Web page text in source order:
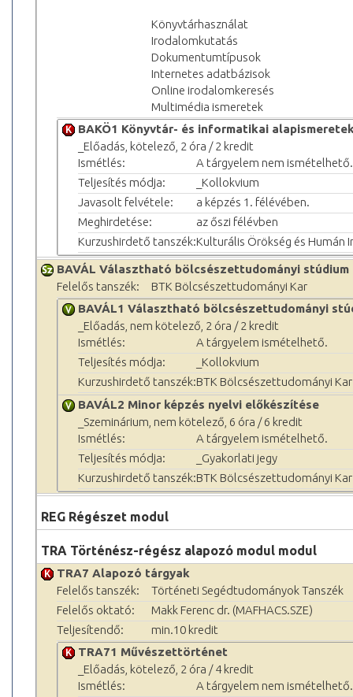
Könyvtárhasználat
Irodalomkutatás
Dokumentumtípusok
Internetes adatbázisok
Online irodalomkeresés
Multimédia ismeretek
BAKÖ1 Könyvtár- és informatikai
_Előadás, kötelező, 2 óra / 2 kredit
Ismétlés:
A tárgyelem nem ismételhető.
Teljesítés módja:
_Kollokvium
Javasolt felvétele:
a képzés 1. félévében.
Meghirdetése:
az őszi félévben
Kurzushirdető tanszék:Kulturális Örökség és Humán
BAVÁL Választható bölcsészettudományi stúdium
Felelős tanszék:
BTK Bölcsészettudományi Kar
BAVÁL1 Választható bölcsészettudományi
_Előadás, nem kötelező, 2 óra / 2 kredit
Ismétlés:
A tárgyelem ismételhető.
Teljesítés módja:
_Kollokvium
Kurzushirdető tanszék:BTK Bölcsészettudományi Kar
BAVÁL2 Minor képzés nyelvi előkészítése
_Szeminárium, nem kötelező, 6 óra / 6 kredit
Ismétlés:
A tárgyelem ismételhető.
Teljesítés módja:
_Gyakorlati jegy
Kurzushirdető tanszék:BTK Bölcsészettudományi Kar
REG Régészet modul
TRA Történész-régész alapozó modul modul
TRA7 Alapozó tárgyak
Felelős tanszék:
Történeti Segédtudományok Tanszék
Felelős oktató:
Makk Ferenc dr. (MAFHACS.SZE)
Teljesítendő:
min.10 kredit
TRA71 Művészettörténet
_Előadás, kötelező, 2 óra / 4 kredit
Ismétlés:
A tárgyelem nem ismételhető.